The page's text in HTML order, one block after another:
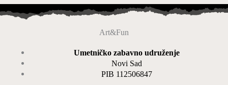
Art&Fun
Umetničko zabavno udruženje
Novi Sad
PIB 112506847